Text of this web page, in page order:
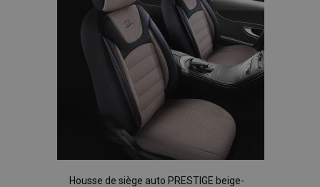
Housse de siège auto PRESTIGE beige-